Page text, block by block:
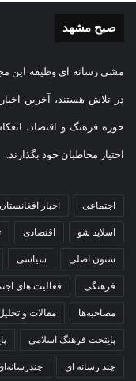
صبح مشهد
مشی رسانه ای وظیفه این
در تلاش هستند، آخرین
حوزه فرهنگ و اقتصاد،
اختیار مخاطبان خود بگذارند.
اجتماعی اخبار افغانستان
اسلاید شو اقتصادی
ستون اصلی سیاسی
فرهنگی فعالیت های
مصاحبه‌ها مقالات و
پایتخت فرهنگ اسلامی
چند رسانه ای